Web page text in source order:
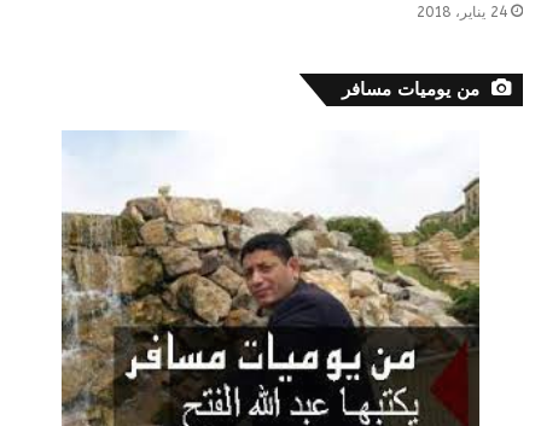
24 يناير، 2018
من يوميات مسافر